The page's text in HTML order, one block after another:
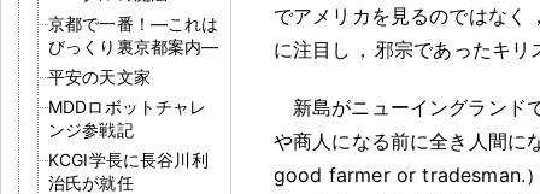
京都で一番！―これは
びっくり裏京都案内―
平安の天文家
MDDロボットチャレ
ンジ参戦記
KCGI学長に長谷川利
治氏が就任
でアメリカを見るのではなく
に注目し ， 邪宗であったキリ
新島がニューイングランド
や商人になる前に全き人間
good farmer or tradesman.